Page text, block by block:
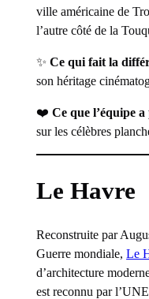
ville américaine de
l’autre côté de la
✨Ce qui fait la
son héritage
❤️Ce que l’équipe
sur les célèbres
Le Havre
Reconstruite par
Guerre mondiale,Le
d’architecture
est reconnu par